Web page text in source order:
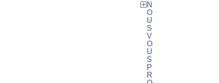
N
O
U
S
V
O
U
S
P
R